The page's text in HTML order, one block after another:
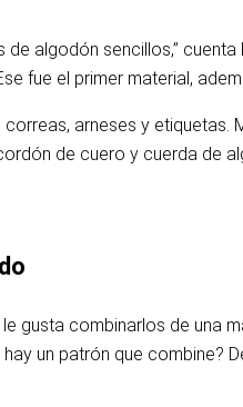
algodón sencillos,”
fue el primer material,
arneses y
de cuero y cuerda de
gusta combinarlos de una
un patrón que combine?